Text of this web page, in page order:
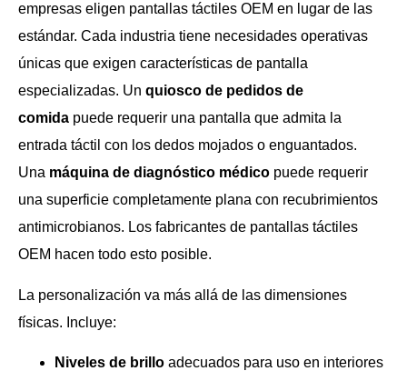
empresas eligen pantallas táctiles OEM en lugar de las
estándar. Cada industria tiene necesidades operativas
únicas que exigen características de pantalla
especializadas. Un quiosco de pedidos de
comida puede requerir una pantalla que admita la
entrada táctil con los dedos mojados o enguantados.
Una máquina de diagnóstico médico puede requerir
una superficie completamente plana con recubrimientos
antimicrobianos. Los fabricantes de pantallas táctiles
OEM hacen todo esto posible.
La personalización va más allá de las dimensiones
físicas. Incluye:
Niveles de brillo adecuados para uso en interiores